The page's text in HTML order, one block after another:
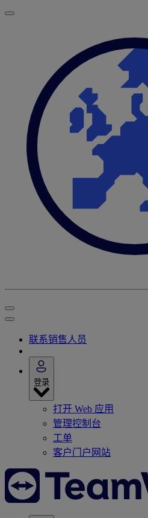
联系销售人员
登录
打开 Web 应用
管理控制台
工单
客户门户网站